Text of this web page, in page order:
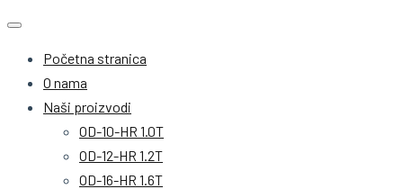
Početna stranica
O nama
Naši proizvodi
OD-10-HR 1.0T
OD-12-HR 1.2T
OD-16-HR 1.6T